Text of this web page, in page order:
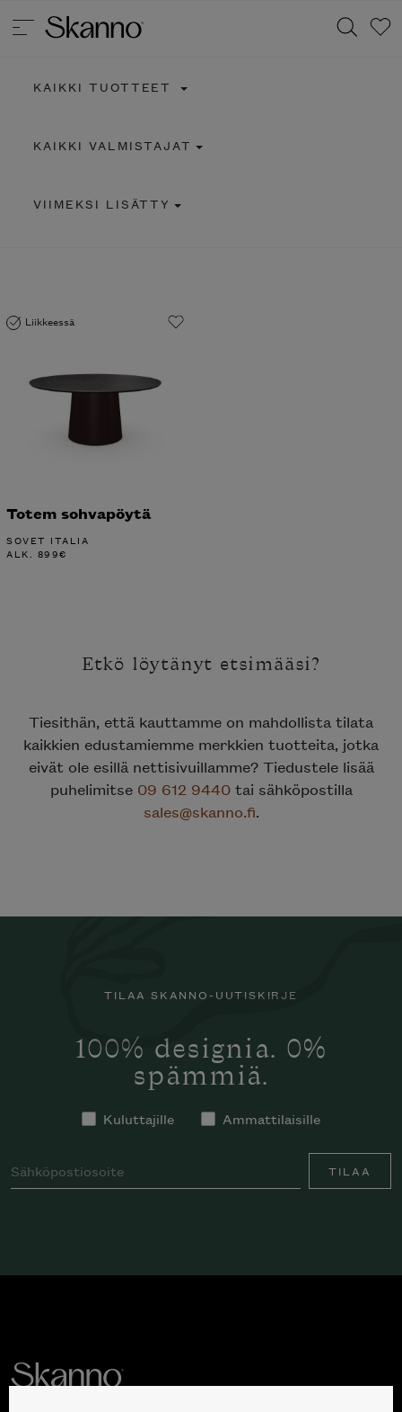
KAIKKI TUOTTEET
KAIKKI VALMISTAJAT
VIIMEKSI LISÄTTY
Liikkeessä
Totem sohvapöytä
SOVET ITALIA
ALK. 899€
Etkö löytänyt etsimääsi?
Tiesithän, että kauttamme on mahdollista tilata
kaikkien edustamiemme merkkien tuotteita, jotka
eivät ole esillä nettisivuillamme? Tiedustele lisää
puhelimitse 09 612 9440tai sähköpostilla
sales@skanno.fi.
TILAA SKANNO-UUTISKIRJE
100% designia. 0%
spämmiä.
Kuluttajille Ammattilaisille
TILAA